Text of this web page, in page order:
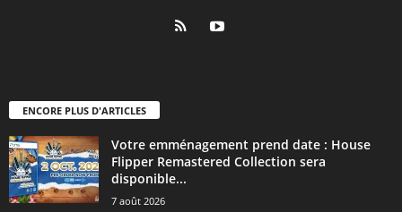
ENCORE PLUS D'ARTICLES
Votre emménagement prend date : House
Flipper Remastered Collection sera
disponible...
7 août 2026